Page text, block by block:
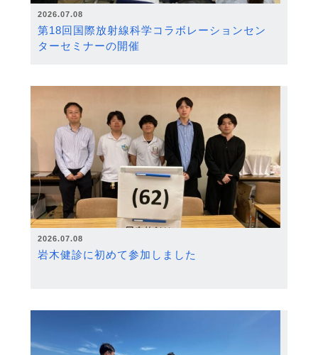
2026.07.08
第18回国際放射線科学コラボレーションセン
ターセミナーの開催
2026.07.08
岩木健診に初めて参加しました